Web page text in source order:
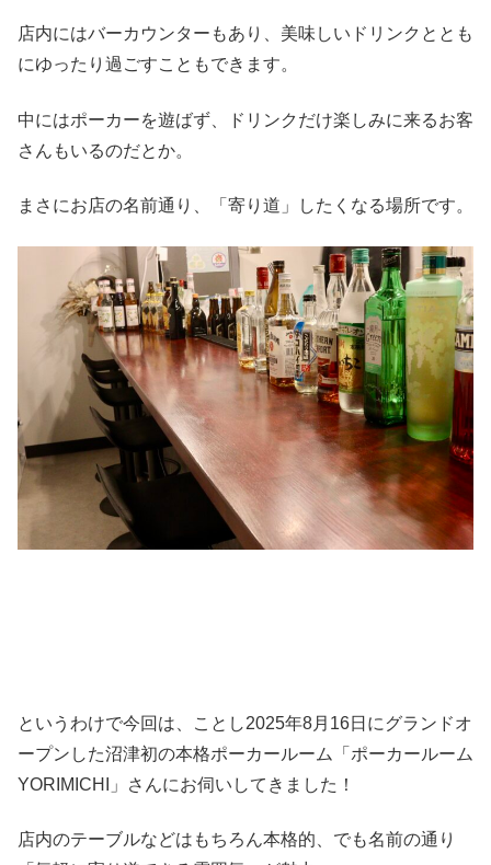
店内にはバーカウンターもあり、美味しいドリンクととも
にゆったり過ごすこともできます。
中にはポーカーを遊ばず、ドリンクだけ楽しみに来るお客
さんもいるのだとか。
まさにお店の名前通り、「寄り道」したくなる場所です。
というわけで今回は、ことし2025年8月16日にグランドオ
ープンした沼津初の本格ポーカールーム「ポーカールーム
YORIMICHI」さんにお伺いしてきました！
店内のテーブルなどはもちろん本格的、でも名前の通り